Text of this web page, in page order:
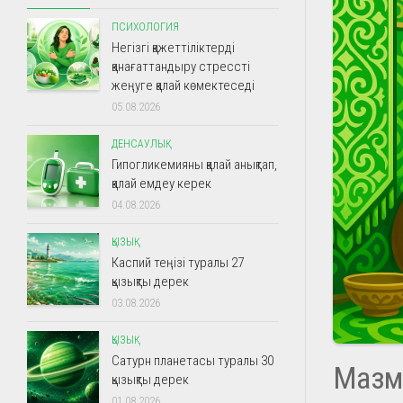
ПСИХОЛОГИЯ
Негізгі қажеттіліктерді
қанағаттандыру стрессті
жеңуге қалай көмектеседі
05.08.2026
ДЕНСАУЛЫҚ
Гипогликемияны қалай анықтап,
қалай емдеу керек
04.08.2026
ҚЫЗЫҚ
Каспий теңізі туралы 27
қызықты дерек
03.08.2026
ҚЫЗЫҚ
Сатурн планетасы туралы 30
қызықты дерек